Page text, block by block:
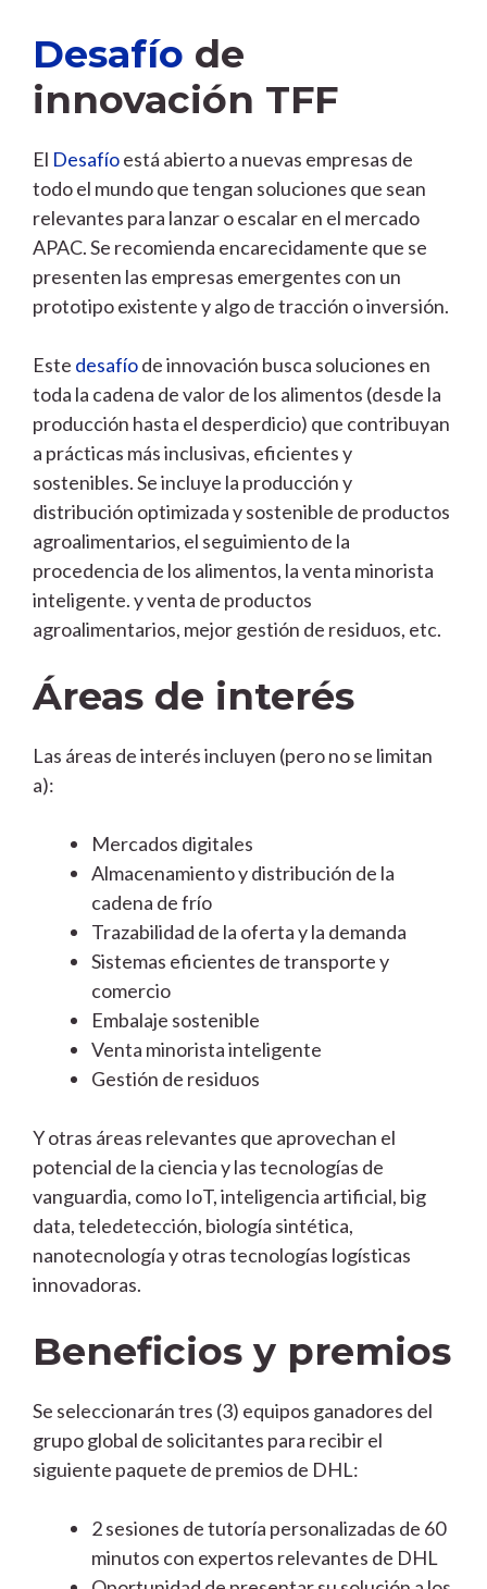
Desafío de
innovación TFF
El Desafíoestá abierto a nuevas empresas de
todo el mundo que tengan soluciones que sean
relevantes para lanzar o escalar en el mercado
APAC. Se recomienda encarecidamente que se
presenten las empresas emergentes con un
prototipo existente y algo de tracción o inversión.
Este desafíode innovación busca soluciones en
toda la cadena de valor de los alimentos (desde la
producción hasta el desperdicio) que contribuyan
a prácticas más inclusivas, eficientes y
sostenibles. Se incluye la producción y
distribución optimizada y sostenible de productos
agroalimentarios, el seguimiento de la
procedencia de los alimentos, la venta minorista
inteligente. y venta de productos
agroalimentarios, mejor gestión de residuos, etc.
Áreas de interés
Las áreas de interés incluyen (pero no se limitan
a):
Mercados digitales
Almacenamiento y distribución de la
cadena de frío
Trazabilidad de la oferta y la demanda
Sistemas eficientes de transporte y
comercio
Embalaje sostenible
Venta minorista inteligente
Gestión de residuos
Y otras áreas relevantes que aprovechan el
potencial de la ciencia y las tecnologías de
vanguardia, como IoT, inteligencia artificial, big
data, teledetección, biología sintética,
nanotecnología y otras tecnologías logísticas
innovadoras.
Beneficios y premios
Se seleccionarán tres (3) equipos ganadores del
grupo global de solicitantes para recibir el
siguiente paquete de premios de DHL:
2 sesiones de tutoría personalizadas de 60
minutos con expertos relevantes de DHL